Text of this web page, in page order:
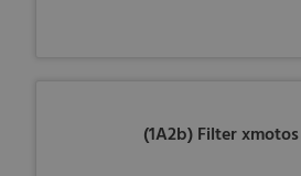
(1A2b) Filter